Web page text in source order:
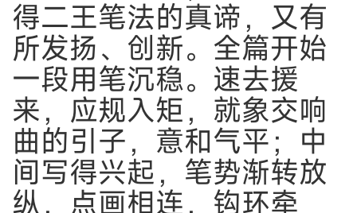
得二王笔法的真谛，又有
所发扬、创新。全篇开始
一段用笔沉稳。速去援
来，应规入矩，就象交响
曲的引子，意和气平；中
间写得兴起，笔势渐转放
纵，点画相连，钩环牵